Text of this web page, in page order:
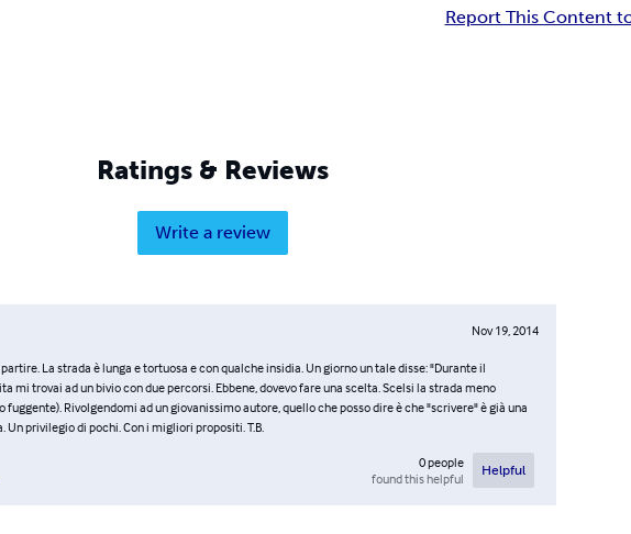
Report This Content
Ratings & Reviews
Write a review
Nov 19, 2014
La strada è lunga e tortuosa e con qualche insidia. Un giorno un tale disse: "Durante il
mi trovai ad un bivio con due percorsi. Ebbene, dovevo fare una scelta. Scelsi la strada meno
Rivolgendomi ad un giovanissimo autore, quello che posso dire è che "scrivere" è già una
Un privilegio di pochi. Con i migliori propositi. T.B.
0people
found this helpful
Helpful